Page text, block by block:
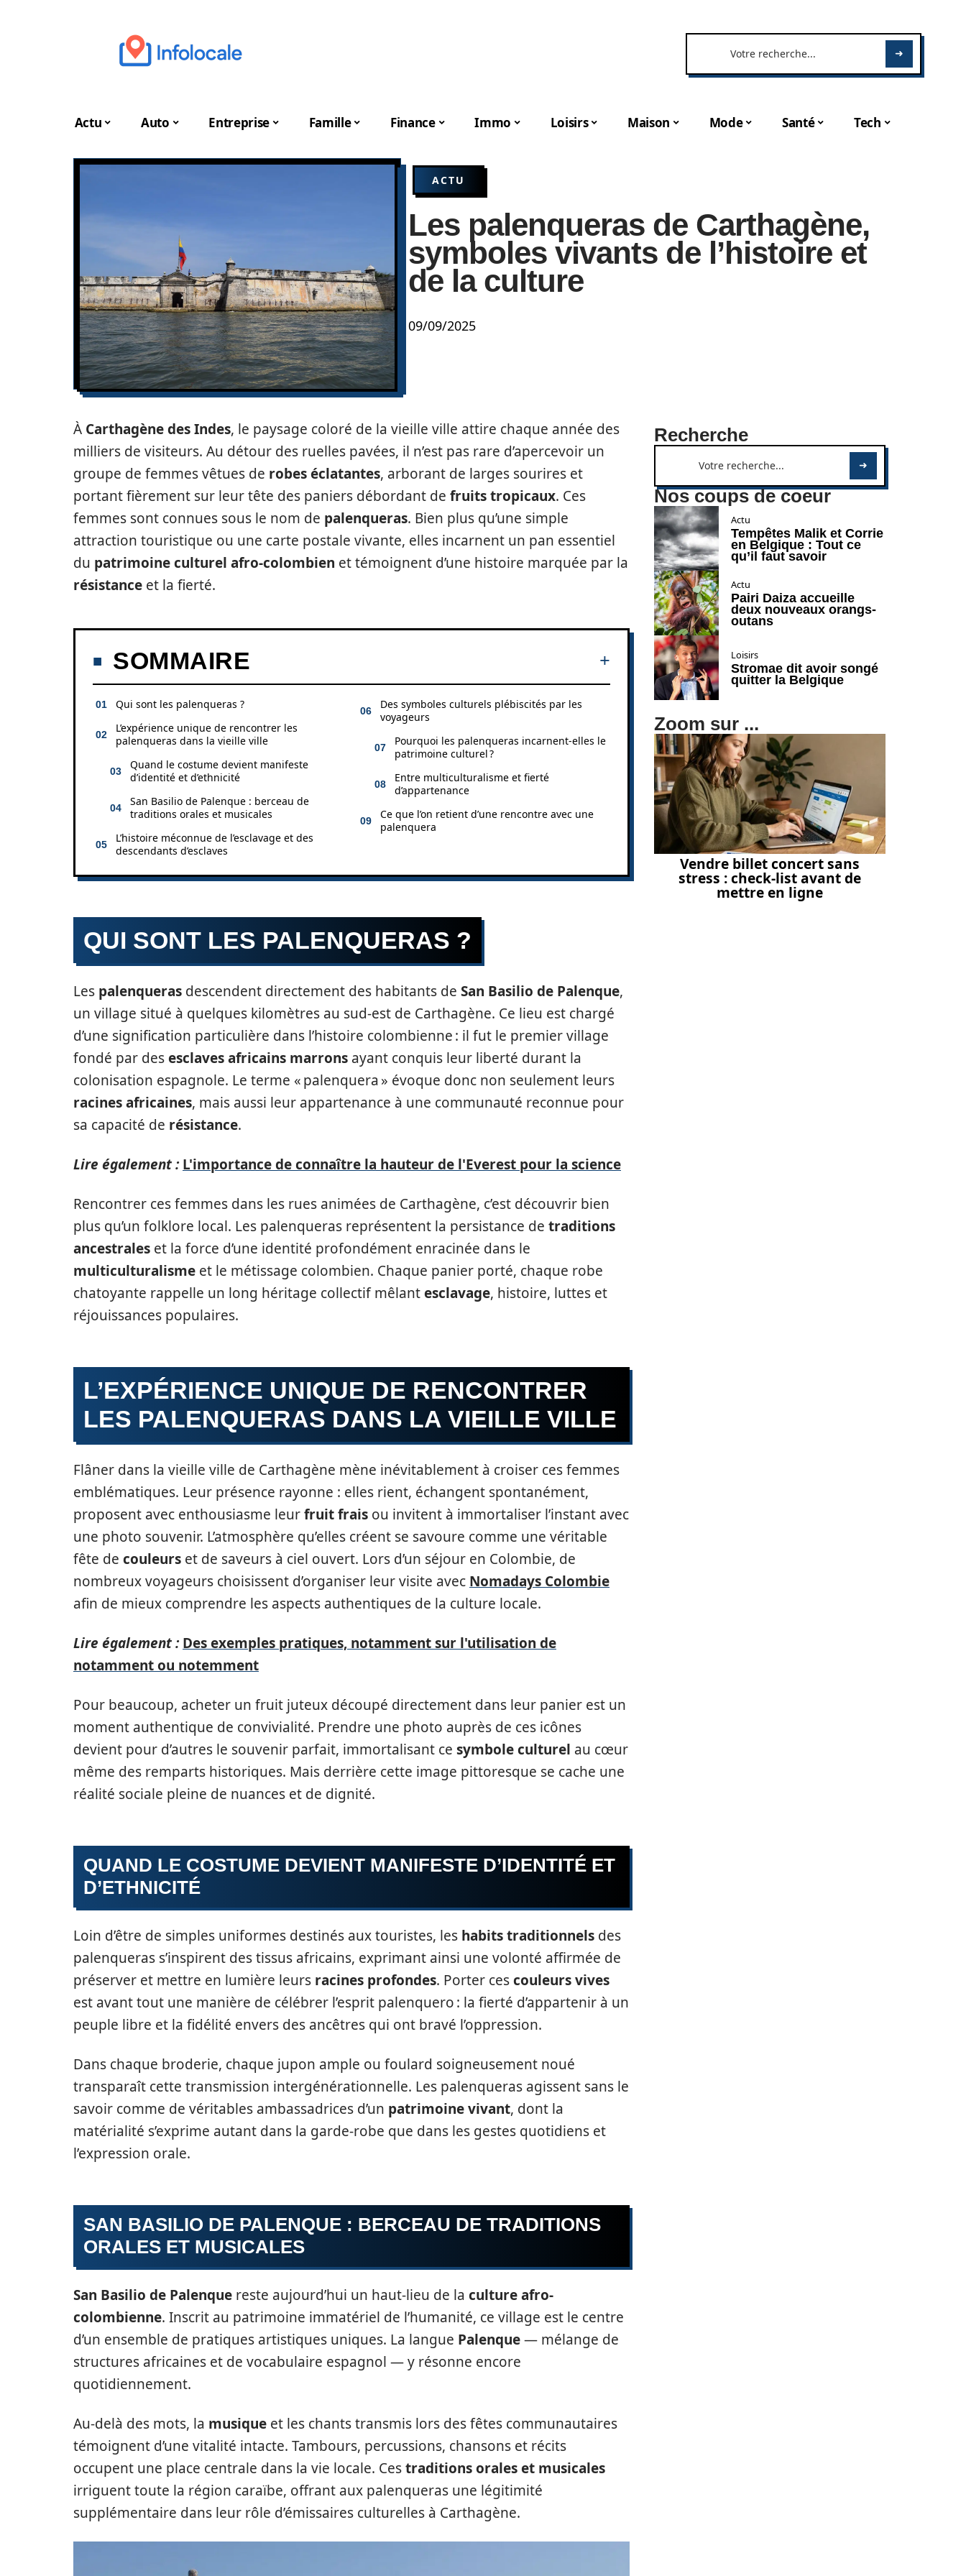
Actu Auto Entreprise Famille Finance Immo Loisirs Maison Mode Santé Tech
ACTU
Les palenqueras de Carthagène,
symboles vivants de l’histoire et
de la culture
09/09/2025
À Carthagène des Indes, le paysage coloré de la vieille ville attire chaque année des
milliers de visiteurs. Au détour des ruelles pavées, il n’est pas rare d’apercevoir un
groupe de femmes vêtues de robes éclatantes, arborant de larges sourires et
portant fièrement sur leur tête des paniers débordant de fruits tropicaux. Ces
femmes sont connues sous le nom de palenqueras. Bien plus qu’une simple
attraction touristique ou une carte postale vivante, elles incarnent un pan essentiel
du patrimoine culturel afro-colombien et témoignent d’une histoire marquée par la
résistance et la fierté.
SOMMAIRE
Qui sont les palenqueras ?
L’expérience unique de rencontrer les
palenqueras dans la vieille ville
Quand le costume devient manifeste
d’identité et d’ethnicité
San Basilio de Palenque : berceau de
traditions orales et musicales
L’histoire méconnue de l’esclavage et des
descendants d’esclaves
Des symboles culturels plébiscités par les
voyageurs
Pourquoi les palenqueras incarnent-elles le
patrimoine culturel ?
Entre multiculturalisme et fierté
d’appartenance
Ce que l’on retient d’une rencontre avec une
palenquera
QUI SONT LES PALENQUERAS ?
Les palenqueras descendent directement des habitants de San Basilio de Palenque,
un village situé à quelques kilomètres au sud-est de Carthagène. Ce lieu est chargé
d’une signification particulière dans l’histoire colombienne : il fut le premier village
fondé par desesclaves africains marrons ayant conquis leur liberté durant la
colonisation espagnole. Le terme « palenquera » évoque donc non seulement leurs
racines africaines, mais aussi leur appartenance à une communauté reconnue pour
sa capacité de résistance.
Lire également : L'importance de connaître la hauteur de l'Everest pour la science
Rencontrer ces femmes dans les rues animées de Carthagène, c’est découvrir bien
plus qu’un folklore local. Les palenqueras représentent la persistance de traditions
ancestrales et la force d’une identité profondément enracinée dans le
multiculturalisme et le métissage colombien. Chaque panier porté, chaque robe
chatoyante rappelle un long héritage collectif mêlantesclavage, histoire, luttes et
réjouissances populaires.
L’EXPÉRIENCE UNIQUE DE RENCONTRER
LES PALENQUERAS DANS LA VIEILLE VILLE
Flâner dans la vieille ville de Carthagène mène inévitablement à croiser ces femmes
emblématiques. Leur présence rayonne : elles rient, échangent spontanément,
proposent avec enthousiasme leurfruit frais ou invitent à immortaliser l’instant avec
une photo souvenir. L’atmosphère qu’elles créent se savoure comme une véritable
fête de couleurs et de saveurs à ciel ouvert. Lors d’un séjour en Colombie, de
nombreux voyageurs choisissent d’organiser leur visite avec Nomadays Colombie
afin de mieux comprendre les aspects authentiques de la culture locale.
Lire également : Des exemples pratiques, notamment sur l'utilisation de
notamment ou notemment
Pour beaucoup, acheter un fruit juteux découpé directement dans leur panier est un
moment authentique de convivialité. Prendre une photo auprès de ces icônes
devient pour d’autres le souvenir parfait, immortalisant ce symbole culturel au cœur
même des remparts historiques. Mais derrière cette image pittoresque se cache une
réalité sociale pleine de nuances et de dignité.
QUAND LE COSTUME DEVIENT MANIFESTE D’IDENTITÉ ET
D’ETHNICITÉ
Loin d’être de simples uniformes destinés aux touristes, les habits traditionnels des
palenqueras s’inspirent des tissus africains, exprimant ainsi une volonté affirmée de
préserver et mettre en lumière leurs racines profondes. Porter cescouleurs vives
est avant tout une manière de célébrer l’esprit palenquero : la fierté d’appartenir à un
peuple libre et la fidélité envers des ancêtres qui ont bravé l’oppression.
Dans chaque broderie, chaque jupon ample ou foulard soigneusement noué
transparaît cette transmission intergénérationnelle. Les palenqueras agissent sans le
savoir comme de véritables ambassadrices d’un patrimoine vivant, dont la
matérialité s’exprime autant dans la garde-robe que dans les gestes quotidiens et
l’expression orale.
SAN BASILIO DE PALENQUE : BERCEAU DE TRADITIONS
ORALES ET MUSICALES
San Basilio de Palenque reste aujourd’hui un haut-lieu de la culture afro-
colombienne. Inscrit au patrimoine immatériel de l’humanité, ce village est le centre
d’un ensemble de pratiques artistiques uniques. La langue Palenque— mélange de
structures africaines et de vocabulaire espagnol — y résonne encore
quotidiennement.
Au-delà des mots, la musique et les chants transmis lors des fêtes communautaires
témoignent d’une vitalité intacte. Tambours, percussions, chansons et récits
occupent une place centrale dans la vie locale. Cestraditions orales et musicales
irriguent toute la région caraïbe, offrant aux palenqueras une légitimité
supplémentaire dans leur rôle d’émissaires culturelles à Carthagène.
Recherche
Nos coups de coeur
Actu
Tempêtes Malik et Corrie
en Belgique : Tout ce
qu’il faut savoir
Actu
Pairi Daiza accueille
deux nouveaux orangs-
outans
Loisirs
Stromae dit avoir songé
quitter la Belgique
Zoom sur ...
Vendre billet concert sans
stress : check-list avant de
mettre en ligne